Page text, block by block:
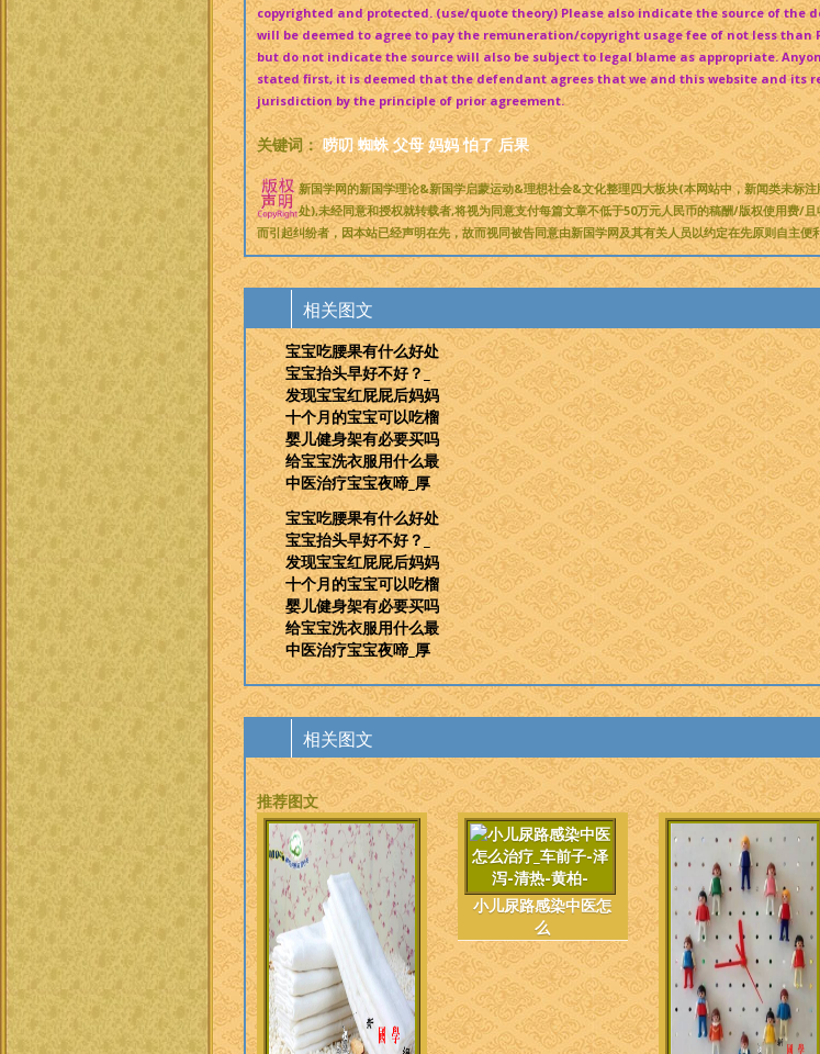
copyrighted and protected. (use/quote theory) Please also indicate the source of the
will be deemed to agree to pay the remuneration/copyright usage fee of not less than
but do not indicate the source will also be subject to legal blame as appropriate.
stated first, it is deemed that the defendant agrees that we and this website and its
jurisdiction by the principle of prior agreement.
关键词： 唠叨 蜘蛛 父母 妈妈 怕了 后果
新国学网的新国学理论&新国学启蒙运动&理想社会&文化整理四大板块(本网站中，新闻类未标
处),未经同意和授权就转载者,将视为同意支付每篇文章不低于50万元人民币的稿酬/版权使用费/
而引起纠纷者，因本站已经声明在先，故而视同被告同意由新国学网及其有关人员以约定在先原则自主便
相关图文
宝宝吃腰果有什么好处
宝宝抬头早好不好？_
发现宝宝红屁屁后妈妈
十个月的宝宝可以吃榴
婴儿健身架有必要买吗
给宝宝洗衣服用什么最
中医治疗宝宝夜啼_厚
宝宝吃腰果有什么好处
宝宝抬头早好不好？_
发现宝宝红屁屁后妈妈
十个月的宝宝可以吃榴
婴儿健身架有必要买吗
给宝宝洗衣服用什么最
中医治疗宝宝夜啼_厚
相关图文
推荐图文
小儿尿路感染中医怎
么